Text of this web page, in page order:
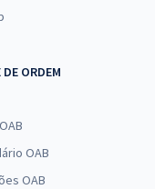
DE ORDEM
OAB
OAB